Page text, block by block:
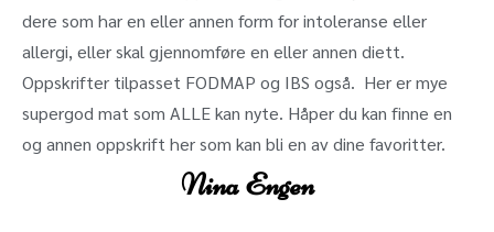
dere som har en eller annen form for intoleranse eller
allergi, eller skal gjennomføre en eller annen diett.
Oppskrifter tilpasset FODMAP og IBS også. Her er mye
supergod mat som ALLE kan nyte. Håper du kan finne en
og annen oppskrift her som kan bli en av dine favoritter.
Nina Engen